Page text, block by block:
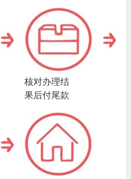
核对办理结
果后付尾款